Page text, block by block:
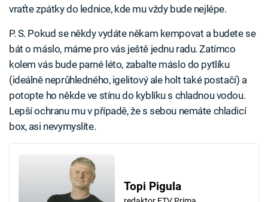
vraťte zpátky do lednice, kde mu vždy bude nejlépe.
P. S. Pokud se někdy vydáte někam kempovat a budete se
bát o máslo, máme pro vás ještě jednu radu. Zatímco
kolem vás bude parné léto, zabalte máslo do pytlíku
(ideálně neprůhledného, igelitový ale holt také postačí) a
potopte ho někde ve stínu do kyblíku s chladnou vodou.
Lepší ochranu mu v případě, že s sebou nemáte chladicí
box, asi nevymyslíte.
Topi Pigula